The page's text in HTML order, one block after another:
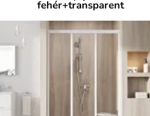
fehér+transparent